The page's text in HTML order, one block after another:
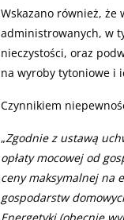
Wskazano również, że
administrowanych, w
nieczystości, oraz
na wyroby tytoniowe i
Czynnikiem
„Zgodnie z ustawą
opłaty mocowej od
ceny maksymalnej na
gospodarstw